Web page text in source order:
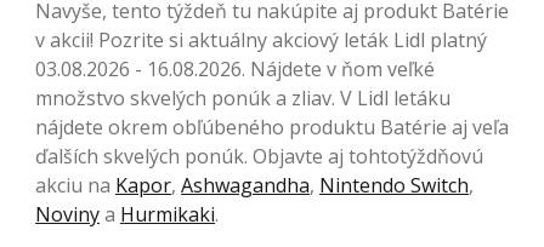
Navyše, tento týždeň tu nakúpite aj produkt Batérie
v akcii! Pozrite si aktuálny akciový leták Lidl platný
03.08.2026 - 16.08.2026. Nájdete v ňom veľké
množstvo skvelých ponúk a zliav. V Lidl letáku
nájdete okrem obľúbeného produktu Batérie aj veľa
ďalších skvelých ponúk. Objavte aj tohtotýždňovú
akciu na Kapor, Ashwagandha, Nintendo Switch,
Novinya Hurmikaki.